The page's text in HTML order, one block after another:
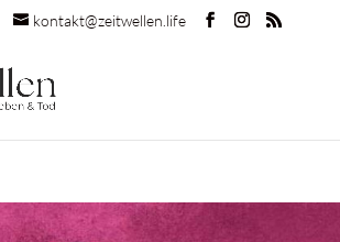
kontakt@zeitwellen.life